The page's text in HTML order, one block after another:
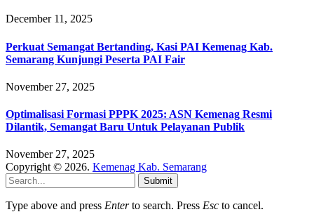
December 11, 2025
Perkuat Semangat Bertanding, Kasi PAI Kemenag Kab.
Semarang Kunjungi Peserta PAI Fair
November 27, 2025
Optimalisasi Formasi PPPK 2025: ASN Kemenag Resmi
Dilantik, Semangat Baru Untuk Pelayanan Publik
November 27, 2025
Copyright © 2026. Kemenag Kab. Semarang
Submit
Type above and press Enterto search. Press Esc to cancel.